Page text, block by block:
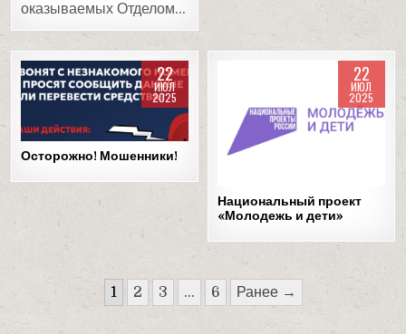
оказываемых Отделом…
22
ИЮЛ
2025
in
Осторожно! Мошенники!
22
ИЮЛ
2025
Posted
in
Национальный проект
«Молодежь и дети»
Пагинация
записей
1 2 3 … 6 Ранее →